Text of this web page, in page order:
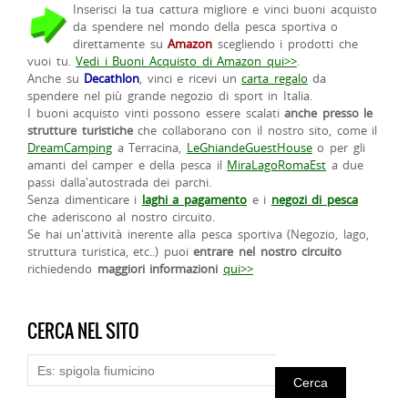
Inserisci la tua cattura migliore e vinci buoni acquisto
da spendere nel mondo della pesca sportiva o
direttamente suAmazon scegliendo i prodotti che
vuoi tu.Vedi i Buoni Acquisto di Amazon qui>>.
Anche su Decathlon, vinci e ricevi uncarta regalo da
spendere nel più grande negozio di sport in Italia.
I buoni acquisto vinti possono essere scalatianche presso le
strutture turisticheche collaborano con il nostro sito, come il
DreamCamping a Terracina, LeGhiandeGuestHouseo per gli
amanti del camper e della pesca il MiraLagoRomaEst a due
passi dalla'autostrada dei parchi.
Senza dimenticare i laghi a pagamento e i negozi di pesca
che aderiscono al nostro circuito.
Se hai un'attività inerente alla pesca sportiva (Negozio, lago,
struttura turistica, etc..) puoientrare nel nostro circuito
richiedendo maggiori informazioni qui>>
CERCA NEL SITO